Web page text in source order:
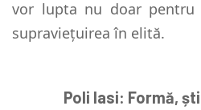
vor lupta nu doar
supraviețuirea în elită.
Poli Iasi: Formă,